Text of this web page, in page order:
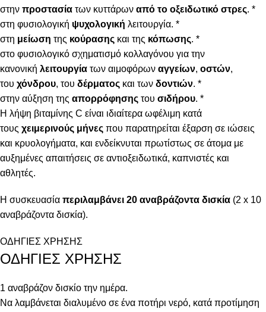
στην προστασία των κυττάρων από το οξειδωτικό στρες. *
στη φυσιολογική ψυχολογική λειτουργία. *
στη μείωση της κούρασης και της κόπωσης. *
στο φυσιολογικό σχηματισμό κολλαγόνου για την
κανονική λειτουργία των αιμοφόρων αγγείων, οστών,
του χόνδρου, του δέρματος και των δοντιών. *
στην αύξηση της απορρόφησης του σιδήρου. *
Η λήψη βιταμίνης C είναι ιδιαίτερα ωφέλιμη κατά
τους χειμερινούς μήνες που παρατηρείται έξαρση σε ιώσεις
και κρυολογήματα, και ενδείκνυται πρωτίστως σε άτομα με
αυξημένες απαιτήσεις σε αντιοξειδωτικά, καπνιστές και
αθλητές.
Η συσκευασία περιλαμβάνει 20 αναβράζοντα δισκία (2 x 10
αναβράζοντα δισκία).
ΟΔΗΓΙΕΣ ΧΡΗΣΗΣ
ΟΔΗΓΙΕΣ ΧΡΗΣΗΣ
1 αναβράζον δισκίο την ημέρα.
Να λαμβάνεται διαλυμένο σε ένα ποτήρι νερό, κατά προτίμηση